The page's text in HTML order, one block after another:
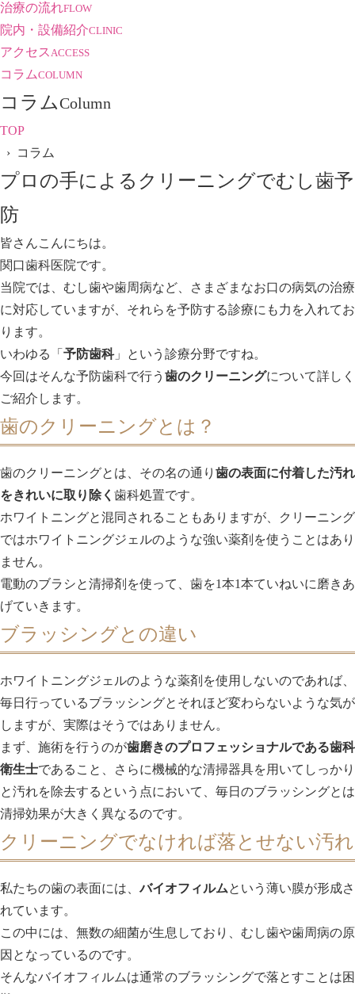
治療の流れFLOW
院内・設備紹介CLINIC
アクセス ACCESS
コラムCOLUMN
コラムColumn
TOP
› コラム
プロの手によるクリーニングでむし歯予
防
皆さんこんにちは。
関口歯科医院です。
当院では、むし歯や歯周病など、さまざまなお口の病気の治療
に対応していますが、それらを予防する診療にも力を入れてお
ります。
いわゆる「 予防歯科」という診療分野ですね。
今回はそんな予防歯科で行う 歯のクリーニングについて詳しく
ご紹介します。
歯のクリーニングとは？
歯のクリーニングとは、その名の通り 歯の表面に付着した汚れ
をきれいに取り除く 歯科処置です。
ホワイトニングと混同されることもありますが、クリーニング
ではホワイトニングジェルのような強い薬剤を使うことはあり
ません。
電動のブラシと清掃剤を使って、歯を1本1本ていねいに磨きあ
げていきます。
ブラッシングとの違い
ホワイトニングジェルのような薬剤を使用しないのであれば、
毎日行っているブラッシングとそれほど変わらないような気が
しますが、実際はそうではありません。
まず、施術を行うのが歯磨きのプロフェッショナルである歯科
衛生士であること、さらに機械的な清掃器具を用いてしっかり
と汚れを除去するという点において、毎日のブラッシングとは
清掃効果が大きく異なるのです。
クリーニングでなければ落とせない汚れ
私たちの歯の表面には、バイオフィルムという薄い膜が形成さ
れています。
この中には、無数の細菌が生息しており、むし歯や歯周病の原
因となっているのです。
そんなバイオフィルムは通常のブラッシングで落とすことは困